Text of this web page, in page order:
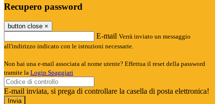
Recupero password
button close ×
E-mail Verrà inviato un messaggio
all'indirizzo indicato con le istruzioni necessarie.
Non hai una e-mail associata al nome utente? Effettua il reset della password
tramite la Login Spaggiari
E-mail inviata, si prega di controllare la casella di posta elettronica!